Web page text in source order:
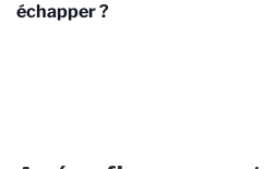
échapper ?